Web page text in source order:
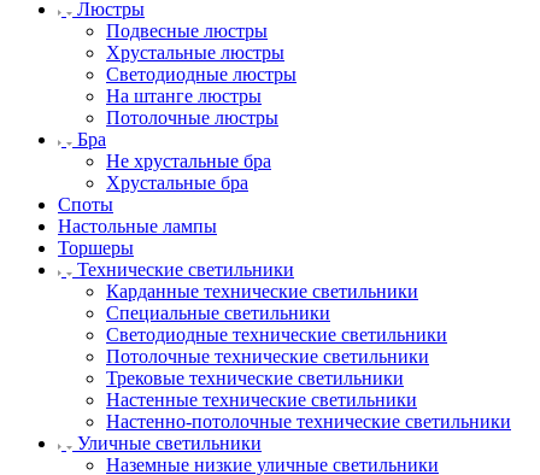
Люстры
Подвесные люстры
Хрустальные люстры
Светодиодные люстры
На штанге люстры
Потолочные люстры
Бра
Не хрустальные бра
Хрустальные бра
Споты
Настольные лампы
Торшеры
Технические светильники
Карданные технические светильники
Специальные светильники
Светодиодные технические светильники
Потолочные технические светильники
Трековые технические светильники
Настенные технические светильники
Настенно-потолочные технические светильники
Уличные светильники
Наземные низкие уличные светильники